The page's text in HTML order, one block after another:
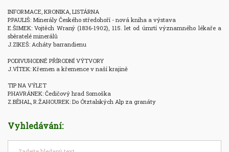
INFORMACE, KRONIKA, LISTÁRNA
P.PAULIŠ: Minerály Českého středohoří - nová kniha a výstava
E.ŠIMEK: Vojtěch Wraný (1836-1902), 115. let od úmrtí významného lékaře a
sběratelé minerálů
J.ZIKEŠ: Acháty barrandienu
PODIVUHODNÉ PŘÍRODNÍ VÝTVORY
J.VÍTEK: Křemen a křemence v naší krajině
TIP NA VÝLET
P.HAVRÁNEK: Čedičový hrad Somoška
Z.BĚHAL, R.ŽAHOUREK: Do Ótztalských Alp za granáty
Vyhledávání: